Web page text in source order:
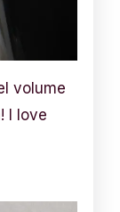
volume
I love